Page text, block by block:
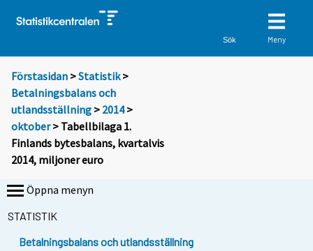
Sök Meny
Förstasidan >Statistik >
Betalningsbalans och
utlandsställning > 2014>
oktober> Tabellbilaga 1.
Finlands bytesbalans, kvartalvis
2014, miljoner euro
Öppna menyn
STATISTIK
Betalningsbalans och utlandsställning